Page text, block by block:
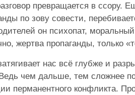
превращается в ссору.
по зову совести,
он психопат, моральный
жертва пропаганды, только
нас всё глубже и
чем дальше, тем сложнее
перманентного конфликта.